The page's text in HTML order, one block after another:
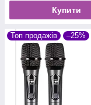
Купити
Топ продажів –25%